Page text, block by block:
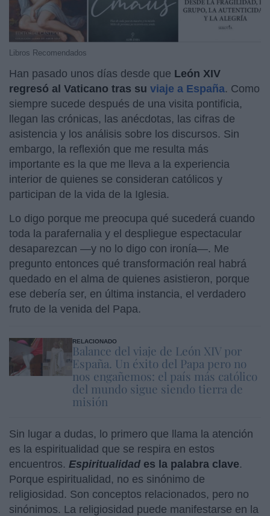
Libros Recomendados
Han pasado unos días desde que León XIV
regresó al Vaticano tras su viaje a España. Como
siempre sucede después de una visita pontificia,
llegan las crónicas, las anécdotas, las cifras de
asistencia y los análisis sobre los discursos. Sin
embargo, la reflexión que me resulta más
importante es la que me lleva a la experiencia
interior de quienes se consideran católicos y
participan de la vida de la Iglesia.
Lo digo porque me preocupa qué sucederá cuando
toda la parafernalia y el despliegue espectacular
desaparezcan —y no lo digo con ironía—. Me
pregunto entonces qué transformación real habrá
quedado en el alma de quienes asistieron, porque
ese debería ser, en última instancia, el verdadero
fruto de la venida del Papa.
RELACIONADO
Balance del viaje de León XIV por
España. Un éxito del Papa pero no
nos engañemos: el país más católico
del mundo sigue siendo tierra de
misión
Sin lugar a dudas, lo primero que llama la atención
es la espiritualidad que se respira en estos
encuentros. Espiritualidad es la palabra clave.
Porque espiritualidad, no es sinónimo de
religiosidad. Son conceptos relacionados, pero no
sinónimos. La religiosidad puede manifestarse en la